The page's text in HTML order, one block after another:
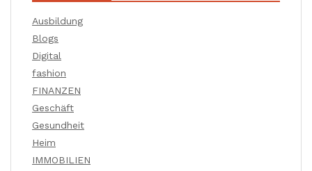
Ausbildung
Blogs
Digital
fashion
FINANZEN
Geschäft
Gesundheit
Heim
IMMOBILIEN